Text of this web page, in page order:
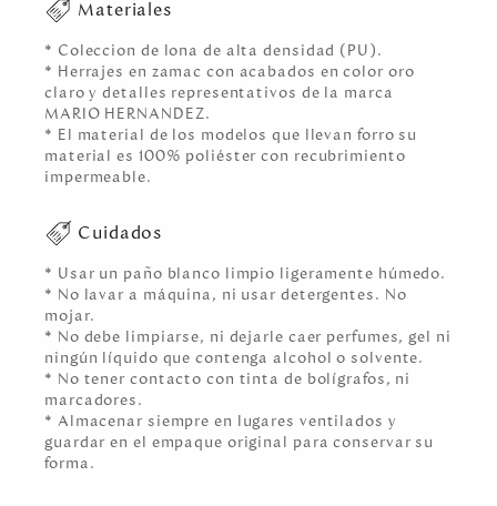
Materiales
* Coleccion de lona de alta densidad (PU).
* Herrajes en zamac con acabados en color oro
claro y detalles representativos de la marca
MARIO HERNANDEZ.
* El material de los modelos que llevan forro su
material es 100% poliéster con recubrimiento
impermeable.
Cuidados
* Usar un paño blanco limpio ligeramente húmedo.
* No lavar a máquina, ni usar detergentes. No
mojar.
* No debe limpiarse, ni dejarle caer perfumes, gel ni
ningún líquido que contenga alcohol o solvente.
* No tener contacto con tinta de bolígrafos, ni
marcadores.
* Almacenar siempre en lugares ventilados y
guardar en el empaque original para conservar su
forma.